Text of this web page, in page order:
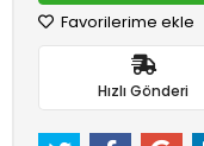
Favorilerime ekle
Hızlı Gönderi